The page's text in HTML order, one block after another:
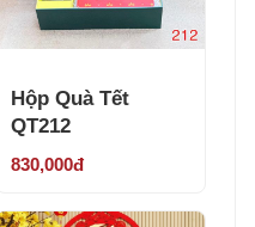
Hộp Quà Tết
QT212
830,000đ